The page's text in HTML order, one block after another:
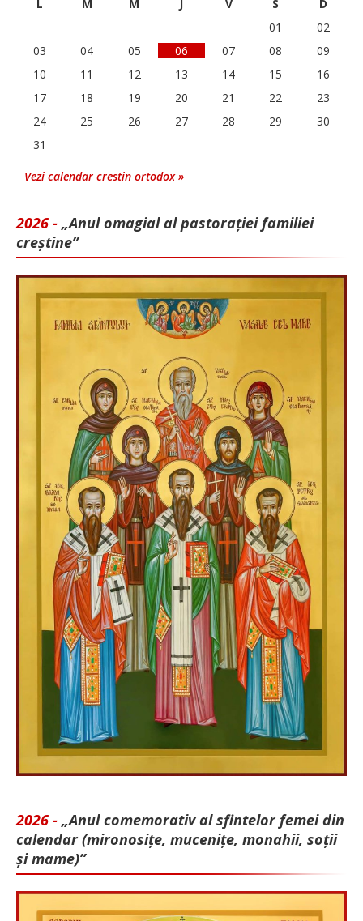
L M M V S
D
01
02
03
04 05 06 07 08
09
10
11 12 13 14 15
16
17
18 19 20 21 22
23
24
25 26 27 28 29
30
31
Vezi calendar crestin ortodox »
2026 - „Anul omagial al pastorației familiei
creștine”
2026 - „Anul comemorativ al sfintelor femei din
calendar (mironosițe, mu­cenițe, monahii, soții
și mame)”